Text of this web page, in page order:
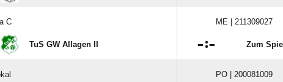
C ME | 211309027
TuS GW Allagen II : Zum Spiel
PO | 200081009